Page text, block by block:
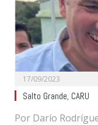
17/09/2023
Salto Grande, CARU
Por Darío